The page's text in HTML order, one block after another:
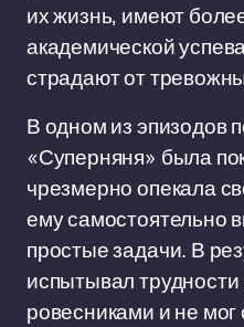
их жизнь, имеют
академической
страдают от
В одном из эпизодов
«Суперняня» была
чрезмерно опекала
ему самостоятельно
простые задачи. В
испытывал
ровесниками и не мог